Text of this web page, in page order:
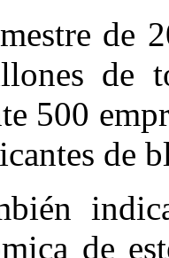
de
de
500
de
de